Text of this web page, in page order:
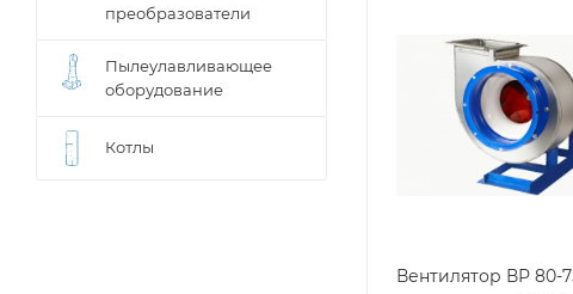
Вентилятор ВР 80-
преобразователи
Пылеулавливающее
оборудование
Котлы